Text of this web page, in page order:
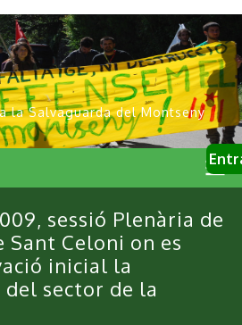
la Salvaguarda del Montseny
sessió Plenària de
Celoni on es
inicial la
sector de la